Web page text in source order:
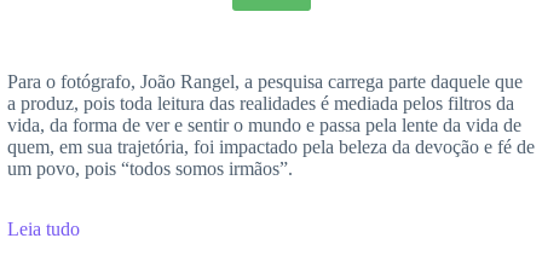
Para o fotógrafo, João Rangel, a pesquisa carrega parte daquele que
a produz, pois toda leitura das realidades é mediada pelos filtros da
vida, da forma de ver e sentir o mundo e passa pela lente da vida de
quem, em sua trajetória, foi impactado pela beleza da devoção e fé de
um povo, pois “todos somos irmãos”.
Leia tudo